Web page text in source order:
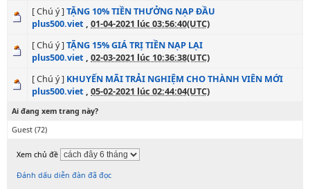
[ Chú ý ]TẶNG 10% TIỀN THƯỞNG NẠP ĐẦU
plus500.viet , 01-04-2021 lúc 03:56:40(UTC)
[ Chú ý ]TẶNG 15% GIÁ TRỊ TIỀN NẠP LẠI
plus500.viet , 02-03-2021 lúc 10:36:38(UTC)
[ Chú ý ] KHUYẾN MÃI TRẢI NGHIỆM CHO THÀNH VIÊN MỚI
plus500.viet , 05-02-2021 lúc 02:44:04(UTC)
Ai đang xem trang này?
Guest (72)
Xem chủ đề
Đánh dấu diễn đàn đã đọc